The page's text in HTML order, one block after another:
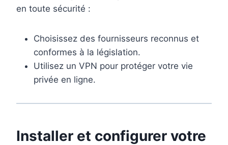
en toute sécurité :
Choisissez des fournisseurs reconnus et
conformes à la législation.
Utilisez un VPN pour protéger votre vie
privée en ligne.
Installer et configurer votre